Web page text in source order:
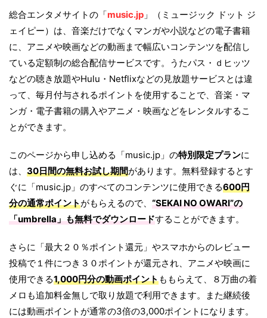
総合エンタメサイトの「music.jp 」（ミュージック ドット ジ
ェイピー）は、音楽だけでなくマンガや小説などの電子書籍
に、アニメや映画などの動画まで幅広いコンテンツを配信し
ている定額制の総合配信サービスです。うたパス・ｄヒッツ
などの聴き放題やHulu・Netflixなどの見放題サービスとは違
って、毎月付与されるポイントを使用することで、音楽・マ
ンガ・電子書籍の購入やアニメ・映画などをレンタルするこ
とができます。
このページから申し込める「music.jp」の特別限定プランに
は、 30日間の無料お試し期間があります。無料登録するとす
ぐに「music.jp」のすべてのコンテンツに使用できる600円
分の通常ポイントがもらえるので、 “SEKAI NO OWARI”の
「umbrella」も無料でダウンロードすることができます。
さらに「最大２０％ポイント還元」やスマホからのレビュー
投稿で１件につき３０ポイントが還元され、アニメや映画に
使用できる1,000円分の動画ポイントももらえて、８万曲の着
メロも追加料金無しで取り放題で利用できます。また継続後
には動画ポイントが通常の3倍の3,000ポイントになります。